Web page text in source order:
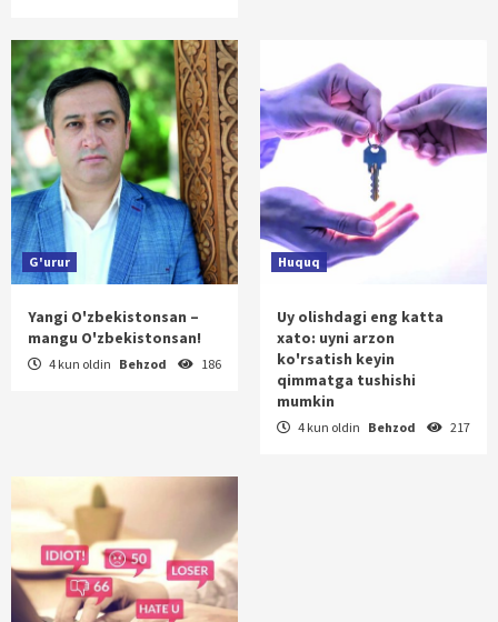
G'urur
Yangi O'zbekistonsan –
mangu O'zbekistonsan!
4 kun oldin Behzod 186
Huquq
Uy olishdagi eng katta
xato: uyni arzon
ko'rsatish keyin
qimmatga tushishi
mumkin
4 kun oldin Behzod 217